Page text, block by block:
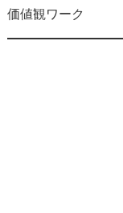
価値観ワーク